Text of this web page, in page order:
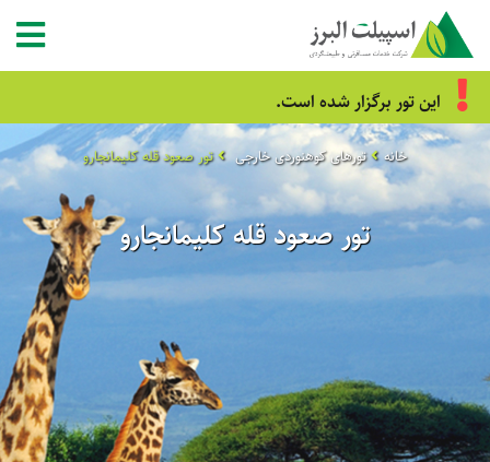
این تور برگزار شده است.
خانه تورهای کوهنوردی خارجی تور صعود قله کلیمانجارو
تور صعود قله کلیمانجارو